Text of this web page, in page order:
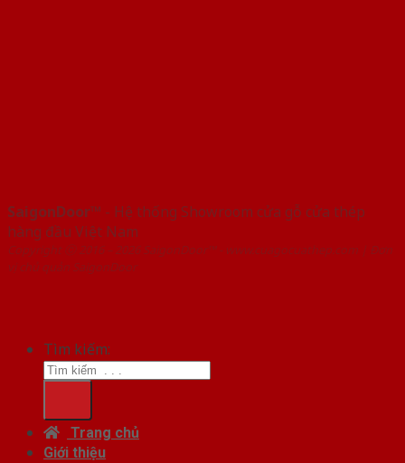
SaigonDoor™ - Hệ thống Showroom cửa gỗ cửa thép
hàng đầu Việt Nam
Copyright ⓒ 2016 – 2026 SaigonDoor™ - www.cuagocuathep.com | Đơn
vị chủ quản SaigonDoor
Tìm kiếm:
Trang chủ
Giới thiệu